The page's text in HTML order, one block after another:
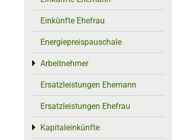
Einkünfte Ehefrau
Energiepreispauschale
Arbeitnehmer
Toggle menu
Ersatzleistungen Ehemann
Ersatzleistungen Ehefrau
Kapitaleinkünfte
Toggle menu